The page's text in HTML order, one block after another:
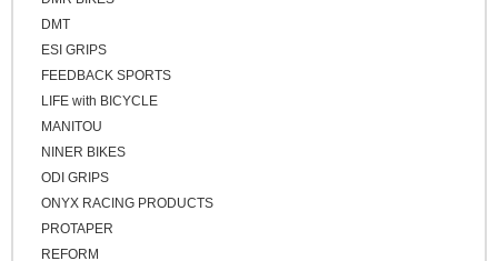
DMT
ESI GRIPS
FEEDBACK SPORTS
LIFE with BICYCLE
MANITOU
NINER BIKES
ODI GRIPS
ONYX RACING PRODUCTS
PROTAPER
REFORM